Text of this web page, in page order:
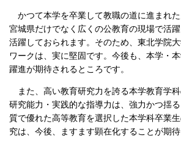
かつて本学を卒業して教職の道に進まれた
宮城県だけでなく広くの公教育の現場で活
活躍しておられます。そのため、東北学院
ワークは、実に堅固です。今後も、本学・
躍進が期待されるところです。
また、高い教育研究力を誇る本学教育学
研究能力・実践的な指導力は、強力かつ揺
質で優れた高等教育を選択した本学科卒業
究は、今後、ますます顕在化することが期待